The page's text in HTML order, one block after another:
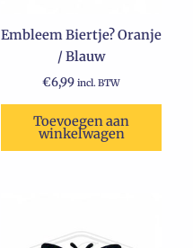
Embleem Biertje? Oranje
/ Blauw
€6,99 incl. BTW
Toevoegen aan
winkelwagen